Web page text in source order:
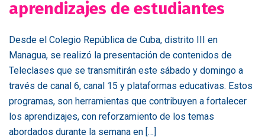
aprendizajes de estudiantes
Desde el Colegio República de Cuba, distrito III en
Managua, se realizó la presentación de contenidos de
Teleclases que se transmitirán este sábado y domingo a
través de canal 6, canal 15 y plataformas educativas. Estos
programas, son herramientas que contribuyen a fortalecer
los aprendizajes, con reforzamiento de los temas
abordados durante la semana en […]